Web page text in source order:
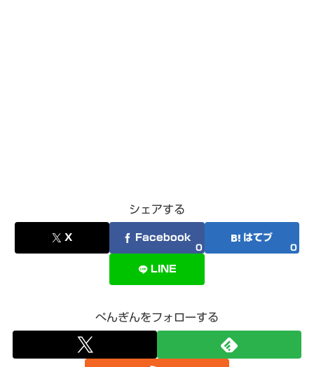
シェアする
X Facebook
0
はてブ
0
LINE
ぺんぎんをフォローする